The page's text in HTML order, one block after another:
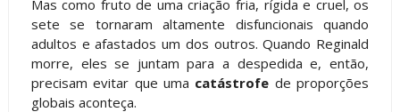
Mas como fruto de uma criação fria, rígida e cruel, os
sete se tornaram altamente disfuncionais quando
adultos e afastados um dos outros. Quando Reginald
morre, eles se juntam para a despedida e, então,
precisam evitar que uma catástrofe de proporções
globais aconteça.